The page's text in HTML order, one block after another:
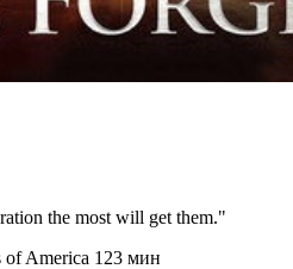
the most will get them."
of America 123 мин